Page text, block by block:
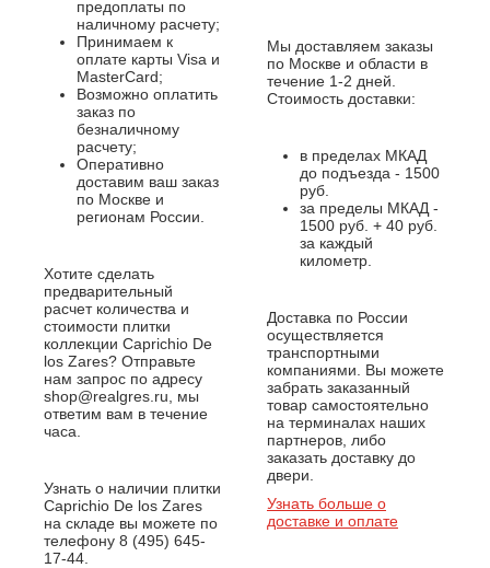
предоплаты по
наличному расчету;
Принимаем к
оплате карты Visa и
MasterCard;
Возможно оплатить
заказ по
безналичному
расчету;
Оперативно
доставим ваш заказ
по Москве и
регионам России.
Хотите сделать
предварительный
расчет количества и
стоимости плитки
коллекции Caprichio De
los Zares? Отправьте
нам запрос по адресу
shop@realgres.ru, мы
ответим вам в течение
часа.
Узнать о наличии плитки
Caprichio De los Zares
на складе вы можете по
телефону 8 (495) 645-
17-44.
Мы доставляем заказы
по Москве и области в
течение 1-2 дней.
Стоимость доставки:
в пределах МКАД
до подъезда - 1500
руб.
за пределы МКАД -
1500 руб. + 40 руб.
за каждый
километр.
Доставка по России
осуществляется
транспортными
компаниями. Вы можете
забрать заказанный
товар самостоятельно
на терминалах наших
партнеров, либо
заказать доставку до
двери.
Узнать больше о
доставке и оплате